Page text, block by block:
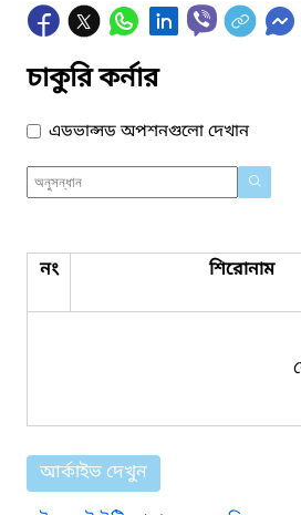
চাকুরি কর্নার
এডভান্সড অপশনগুলো দেখান
নং শিরোনাম
আর্কাইভ দেখুন